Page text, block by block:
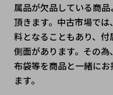
属品が欠品している商
頂きます。中古市場で
料となることもあり、
側面があります。その
布袋等を商品と一緒に
ます。